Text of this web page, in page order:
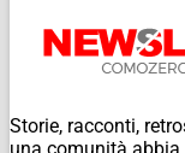
Storie, racconti,